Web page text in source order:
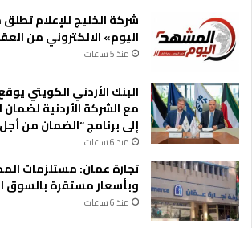
شركة الخليج للإعلام
اليوم» الالكتروني من
منذ 5 ساعات
البنك الأردني الكويتي
مع الشركة الأردنية
إلى برنامج “الضمان من
منذ 6 ساعات
تجارة عمان: مستلزمات
وبأسعار مستقرة بالسوق
منذ 6 ساعات